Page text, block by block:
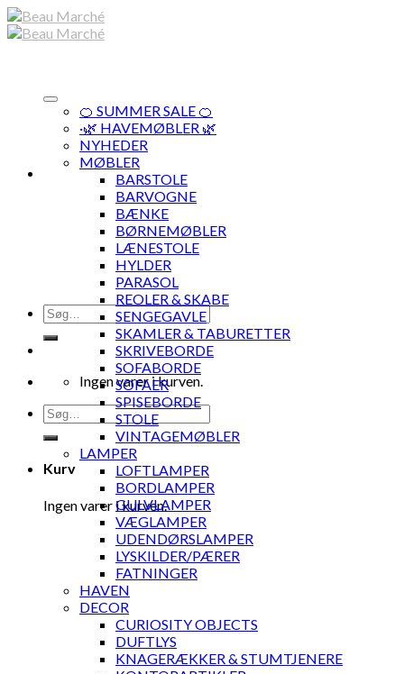
Skip
to
Søg
efter:
Ingen varer i kurven.
Søg
efter:
Kurv
Ingen varer i kurven.
🍊 SUMMER SALE 🍊
·🌿 HAVEMØBLER 🌿
NYHEDER
MØBLER
BARSTOLE
BARVOGNE
BÆNKE
BØRNEMØBLER
LÆNESTOLE
HYLDER
PARASOL
REOLER & SKABE
SENGEGAVLE
SKAMLER & TABURETTER
SKRIVEBORDE
SOFABORDE
SOFAER
SPISEBORDE
STOLE
VINTAGEMØBLER
LAMPER
LOFTLAMPER
BORDLAMPER
GULVLAMPER
VÆGLAMPER
UDENDØRSLAMPER
LYSKILDER/PÆRER
FATNINGER
HAVEN
DECOR
CURIOSITY OBJECTS
DUFTLYS
KNAGERÆKKER & STUMTJENERE